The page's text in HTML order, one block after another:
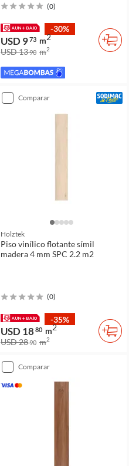
(0)
-30%
USD 973 m2
USD 1390 m2
comparar
Holztek
Piso vinílico flotante símil
madera 4 mm SPC 2.2 m2
(0)
-35%
USD 1880 m2
USD 2890 m2
comparar